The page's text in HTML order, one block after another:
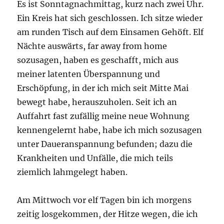
Es ist Sonntagnachmittag, kurz nach zwei Uhr.
Ein Kreis hat sich geschlossen. Ich sitze wieder
am runden Tisch auf dem Einsamen Gehöft. Elf
Nächte auswärts, far away from home
sozusagen, haben es geschafft, mich aus
meiner latenten Überspannung und
Erschöpfung, in der ich mich seit Mitte Mai
bewegt habe, herauszuholen. Seit ich an
Auffahrt fast zufällig meine neue Wohnung
kennengelernt habe, habe ich mich sozusagen
unter Daueranspannung befunden; dazu die
Krankheiten und Unfälle, die mich teils
ziemlich lahmgelegt haben.
Am Mittwoch vor elf Tagen bin ich morgens
zeitig losgekommen, der Hitze wegen, die ich